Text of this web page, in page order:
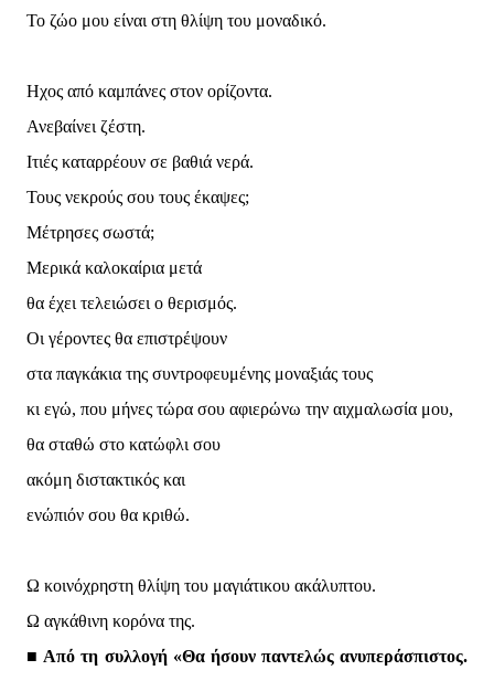
Το ζώο μου είναι στη θλίψη του μοναδικό.
Ηχος από καμπάνες στον ορίζοντα.
Ανεβαίνει ζέστη.
Ιτιές καταρρέουν σε βαθιά νερά.
Τους νεκρούς σου τους έκαψες;
Μέτρησες σωστά;
Μερικά καλοκαίρια μετά
θα έχει τελειώσει ο θερισμός.
Οι γέροντες θα επιστρέψουν
στα παγκάκια της συντροφευμένης μοναξιάς τους
κι εγώ, που μήνες τώρα σου αφιερώνω την αιχμαλωσία μου,
θα σταθώ στο κατώφλι σου
ακόμη διστακτικός και
ενώπιόν σου θα κριθώ.
Ω κοινόχρηστη θλίψη του μαγιάτικου ακάλυπτου.
Ω αγκάθινη κορόνα της.
■ Από τη συλλογή «Θα ήσουν παντελώς ανυπεράσπιστος.